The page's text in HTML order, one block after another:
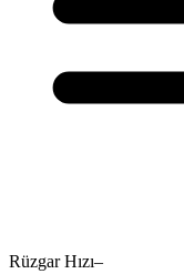
Rüzgar Hızı–